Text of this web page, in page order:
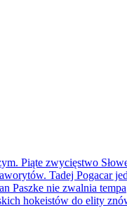
Piąte zwycięstwo
Tadej Pogacar
Paszke nie zwalnia tempa
hokeistów do elity